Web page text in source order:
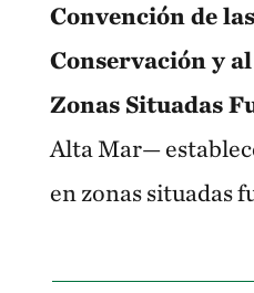
Convención de
Conservación y
Zonas Situadas
Alta Mar—
en zonas situadas